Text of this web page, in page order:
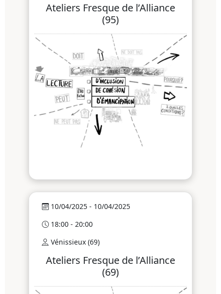
Ateliers Fresque de l’Alliance
(95)
10/04/2025 - 10/04/2025
18:00 - 20:00
Vénissieux (69)
Ateliers Fresque de l’Alliance
(69)